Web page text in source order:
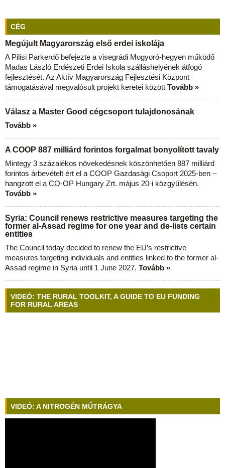
CÉG
Megújult Magyarország első erdei iskolája
A Pilisi Parkerdő befejezte a visegrádi Mogyoró-hegyen működő
Madas László Erdészeti Erdei Iskola szálláshelyének átfogó
fejlesztését. Az Aktív Magyarország Fejlesztési Központ
támogatásával megvalósult projekt keretei között Tovább »
Válasz a Master Good cégcsoport tulajdonosának
Tovább »
A COOP 887 milliárd forintos forgalmat bonyolított tavaly
Mintegy 3 százalékos növekedésnek köszönhetően 887 milliárd
forintos árbevételt ért el a COOP Gazdasági Csoport 2025-ben –
hangzott el a CO-OP Hungary Zrt. május 20-i közgyűlésén.
Tovább »
Syria: Council renews restrictive measures targeting the
former al-Assad regime for one year and de-lists certain
entities
The Council today decided to renew the EU’s restrictive
measures targeting individuals and entities linked to the former al-
Assad regime in Syria until 1 June 2027. Tovább »
VIDEÓ: THE RURAL TOOLKIT, A GUIDE TO EU FUNDING
FOR RURAL AREAS
VIDEÓ: A NITROGÉN MŰTRÁGYA